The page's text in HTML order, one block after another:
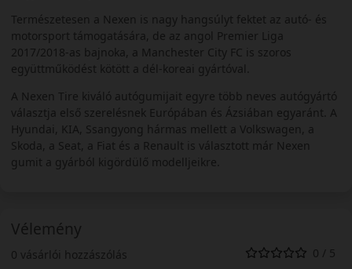
Természetesen a Nexen is nagy hangsúlyt fektet az autó- és
motorsport támogatására, de az angol Premier Liga
2017/2018-as bajnoka, a Manchester City FC is szoros
együttműködést kötött a dél-koreai gyártóval.
A Nexen Tire kiváló autógumijait egyre több neves autógyártó
választja első szerelésnek Európában és Ázsiában egyaránt. A
Hyundai, KIA, Ssangyong hármas mellett a Volkswagen, a
Skoda, a Seat, a Fiat és a Renault is választott már Nexen
gumit a gyárból kigördülő modelljeikre.
Vélemény
0 vásárlói hozzászólás 0 / 5